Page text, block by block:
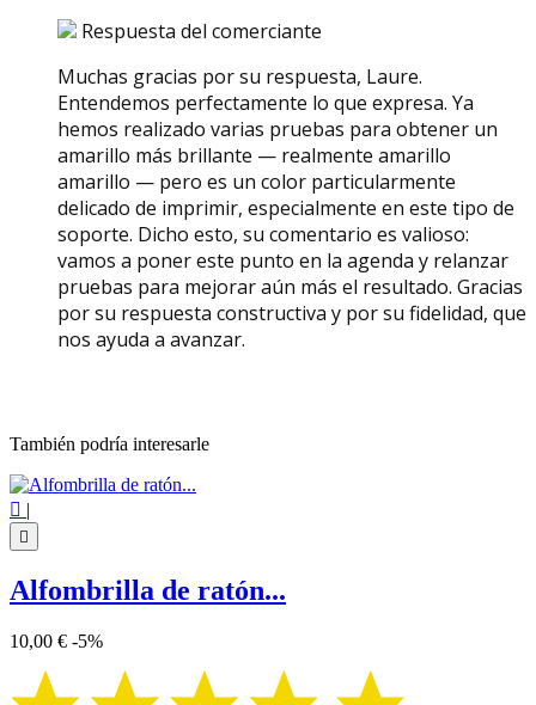
Respuesta del comerciante
Muchas gracias por su respuesta, Laure.
Entendemos perfectamente lo que expresa. Ya
hemos realizado varias pruebas para obtener un
amarillo más brillante — realmente amarillo
amarillo — pero es un color particularmente
delicado de imprimir, especialmente en este tipo de
soporte. Dicho esto, su comentario es valioso:
vamos a poner este punto en la agenda y relanzar
pruebas para mejorar aún más el resultado. Gracias
por su respuesta constructiva y por su fidelidad, que
nos ayuda a avanzar.
También podría interesarle
 |

Alfombrilla de ratón...
10,00 € -5%